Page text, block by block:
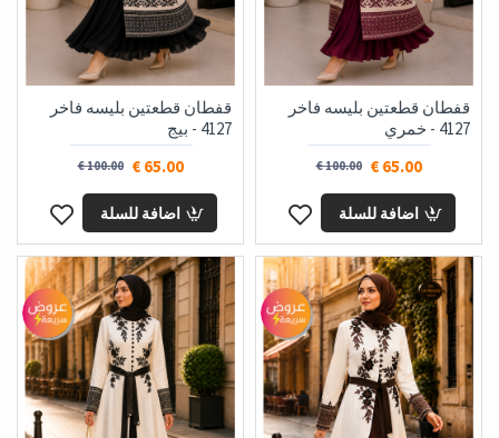
قفطان قطعتين بليسه فاخر
4127 - خمري
65.00 €
100.00 €
اضافة للسلة
قفطان قطعتين بليسه فاخر
4127 - بيج
65.00 €
100.00 €
اضافة للسلة